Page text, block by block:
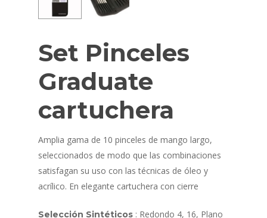
Set Pinceles
Graduate
cartuchera
Amplia gama de 10 pinceles de mango largo,
seleccionados de modo que las combinaciones
satisfagan su uso con las técnicas de óleo y
acrílico. En elegante cartuchera con cierre
Selección Sintéticos : Redondo 4, 16, Plano